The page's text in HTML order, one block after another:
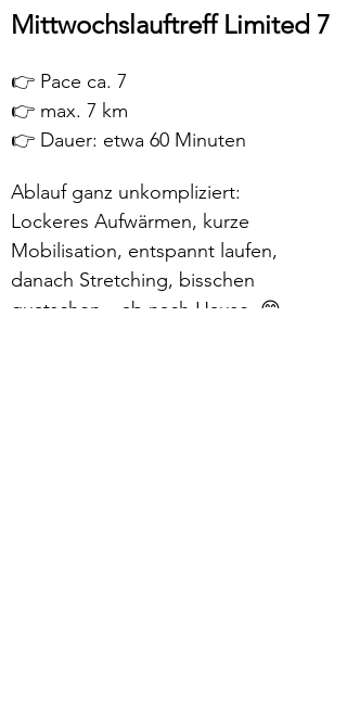
Mittwochslauftreff Limited 7
👉 Pace ca. 7
👉 max. 7 km
👉 Dauer: etwa 60 Minuten
Ablauf ganz unkompliziert:
Lockeres Aufwärmen, kurze
Mobilisation, entspannt laufen,
danach Stretching, bisschen
quatschen – ab nach Hause. 😁